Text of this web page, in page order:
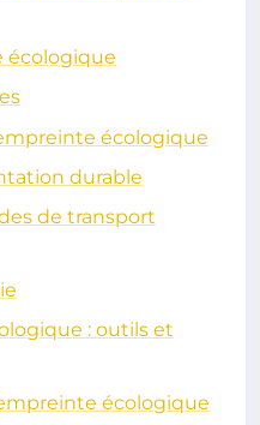
écologique
écologique
durable
de transport
: outils et
écologique